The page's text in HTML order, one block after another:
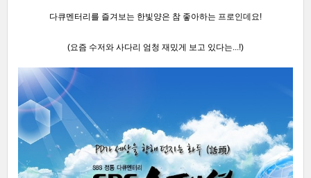
다큐멘터리를 즐겨보는 한빛양은 참 좋아하는 프로인데요!
(요즘 수저와 사다리 엄청 재밌게 보고 있다는...!)